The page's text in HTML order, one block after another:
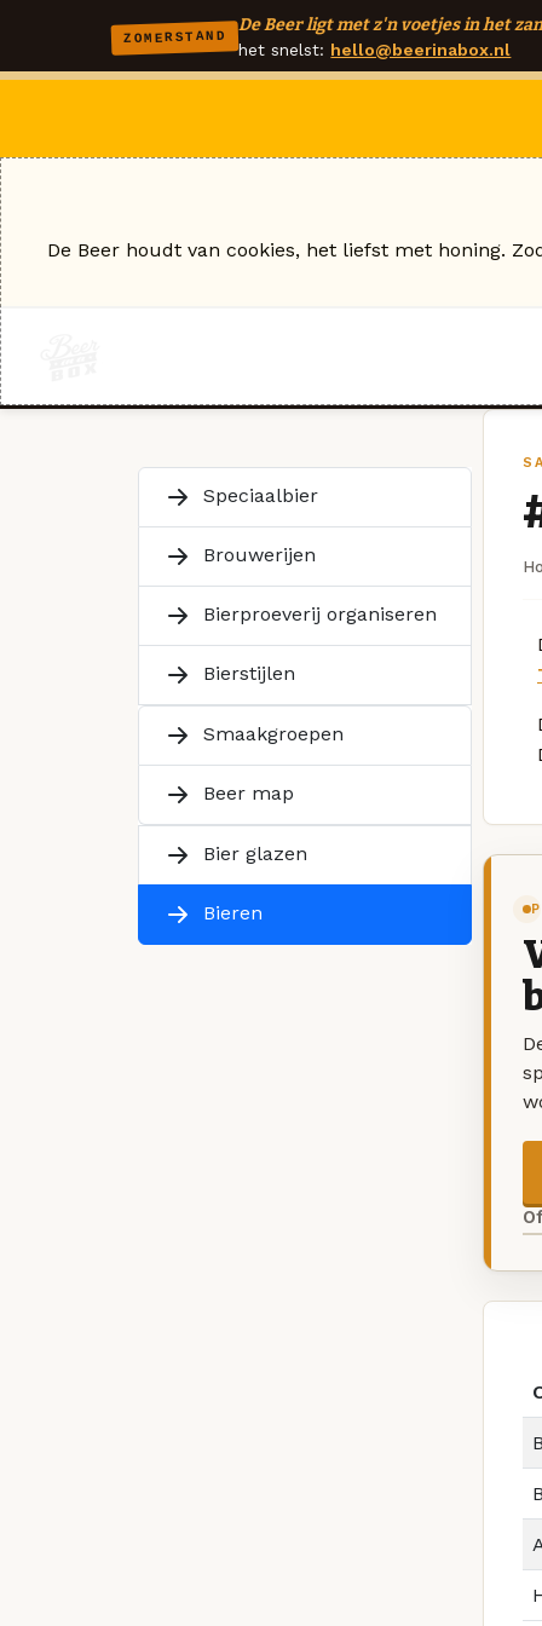
ZOMERSTAND
De Beer ligt met z'n voetjes in het
het snelst: hello@beerinabox.nl
Speciaalbier
Brouwerijen
Bierproeverij organiseren
Bierstijlen
Smaakgroepen
Beer map
Bier glazen
Bieren
De Beer houdt van cookies, het liefst met honing.